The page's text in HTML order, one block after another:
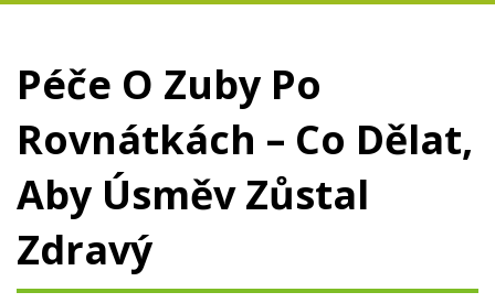
Péče O Zuby Po
Rovnátkách – Co Dělat,
Aby Úsměv Zůstal
Zdravý